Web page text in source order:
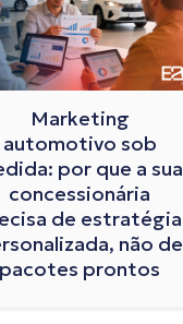
Marketing
automotivo sob
por que a sua
concessionária
de estratégia
não de
pacotes prontos